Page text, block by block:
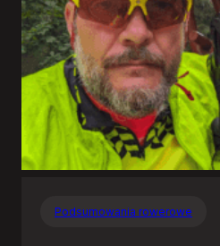
Podsumowania rowerowe